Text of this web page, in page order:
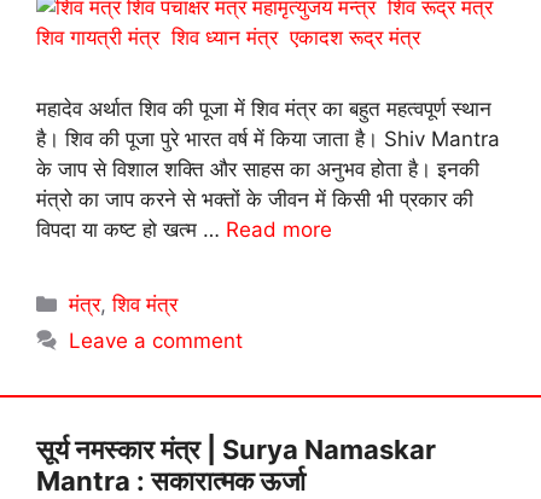
महादेव अर्थात शिव की पूजा में शिव मंत्र का बहुत महत्वपूर्ण स्थान
है। शिव की पूजा पुरे भारत वर्ष में किया जाता है। Shiv Mantra
के जाप से विशाल शक्ति और साहस का अनुभव होता है। इनकी
मंत्रो का जाप करने से भक्तों के जीवन में किसी भी प्रकार की
विपदा या कष्ट हो खत्म … Read more
Categories
मंत्र,शिव मंत्र
Leave a comment
सूर्य नमस्कार मंत्र | Surya Namaskar
Mantra : सकारात्मक ऊर्जा